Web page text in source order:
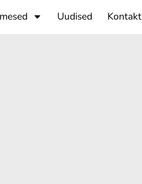
Uudised Kontakt